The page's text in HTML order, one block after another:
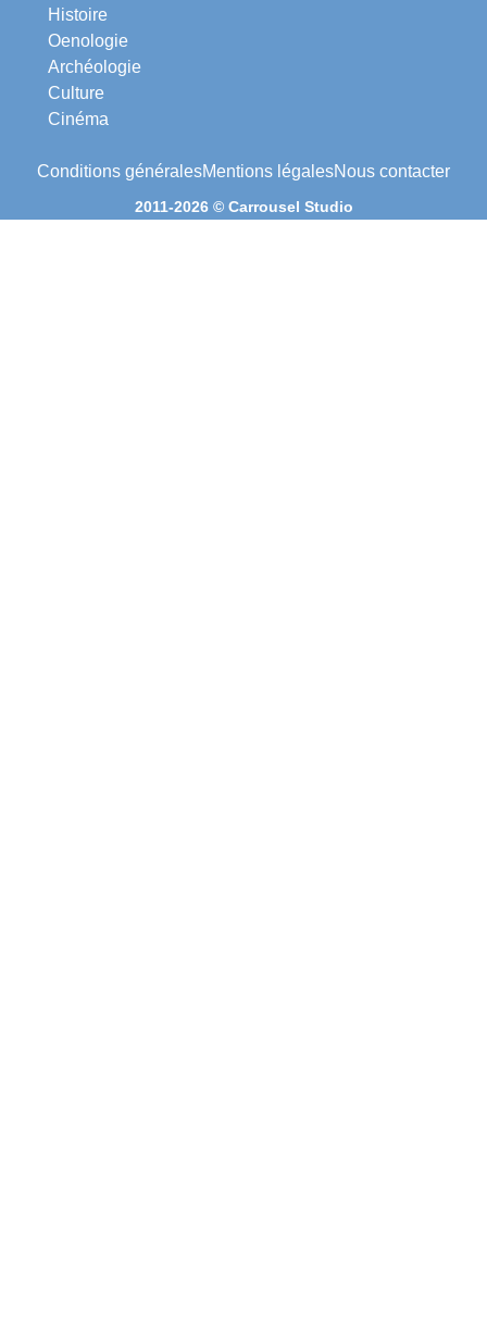
Histoire
Oenologie
Archéologie
Culture
Cinéma
Conditions généralesMentions légalesNous contacter
2011-2026 © Carrousel Studio